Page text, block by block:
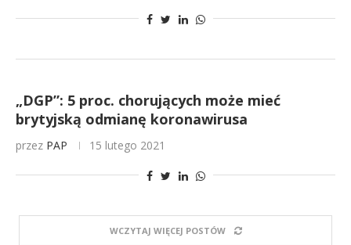
„DGP”: 5 proc. chorujących może mieć
brytyjską odmianę koronawirusa
przez PAP 15 lutego 2021
WCZYTAJ WIĘCEJ POSTÓW